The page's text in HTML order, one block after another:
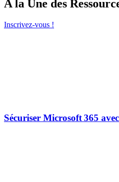
A la Une des
Inscrivez-vous !
Sécuriser Microsoft 365